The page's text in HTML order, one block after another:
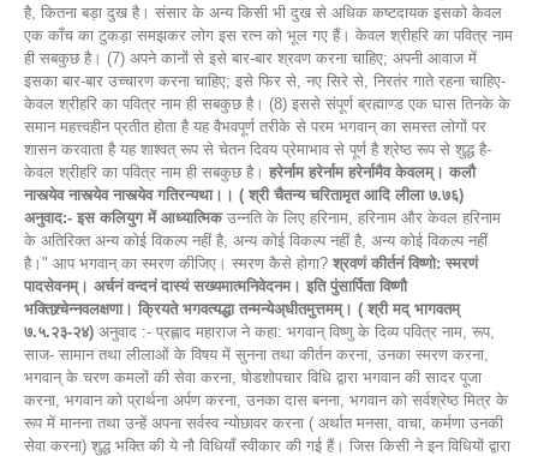
है, कितना बड़ा दुख है। संसार के अन्य किसी भी दुख से अधिक कष्टदायक इसको केवल
एक काँच का टुकड़ा समझकर लोग इस रत्न को भूल गए हैं। केवल श्रीहरि का पवित्र नाम
ही सबकुछ है। (7) अपने कानों से इसे बार-बार श्रवण करना चाहिए; अपनी आवाज में
इसका बार-बार उच्चारण करना चाहिए; इसे फिर से, नए सिरे से, निरतंर गाते रहना चाहिए-
केवल श्रीहरि का पवित्र नाम ही सबकुछ है। (8) इससे संपूर्ण ब्रह्माण्ड एक घास तिनके के
समान महत्त्वहीन प्रतीत होता है यह वैभवपूर्ण तरीके से परम भगवान् का समस्त लोगों पर
शासन करवाता है यह शाश्वत् रूप से चेतन दिवय प्रेमाभाव से पूर्ण है श्रेष्ठ रूप से शुद्ध है-
केवल श्रीहरि का पवित्र नाम ही सबकुछ है। हरेर्नाम हरेर्नाम हरेर्नामैव केवलम्। कलौ
नास्त्येव नास्त्येव नास्त्येव गतिरन्यथा।। ( श्री चैतन्य चरितामृत आदि लीला ७.७६)
अनुवाद:- इस कलियुग में आध्यात्मिकउन्नति के लिए हरिनाम, हरिनाम और केवल हरिनाम
के अतिरिक्त अन्य कोई विकल्प नहीं है, अन्य कोई विकल्प नहीं है, अन्य कोई विकल्प नहीं
है।" आप भगवान् का स्मरण कीजिए। स्मरण कैसे होगा? श्रवणं कीर्तनं विष्णो: स्मरणं
पादसेवनम्। अर्चनं वन्दनं दास्यं सख्यमात्मनिवेदनम। इति पुंसार्पिता विष्णौ
भक्तिश्र्चेन्नवलक्षणा। क्रियते भगवत्यद्धा तन्मन्येअ्धीतमुत्तमम्। ( श्री मद् भागवतम्
७.५.२३-२४) अनुवाद :- प्रह्लाद महाराज ने कहा: भगवान् विष्णु के दिव्य पवित्र नाम, रूप,
साज- सामान तथा लीलाओं के विषय में सुनना तथा कीर्तन करना, उनका स्मरण करना,
भगवान् के चरण कमलों की सेवा करना, षोडशोपचार विधि द्वारा भगवान की सादर पूजा
करना, भगवान को प्रार्थना अर्पण करना, उनका दास बनना, भगवान को सर्वश्रेष्ठ मित्र के
रूप में मानना तथा उन्हें अपना सर्वस्व न्योछावर करना ( अर्थात मनसा, वाचा, कर्मणा उनकी
सेवा करना) शुद्ध भक्ति की ये नौ विधियाँ स्वीकार की गई हैं। जिस किसी ने इन विधियों द्वारा